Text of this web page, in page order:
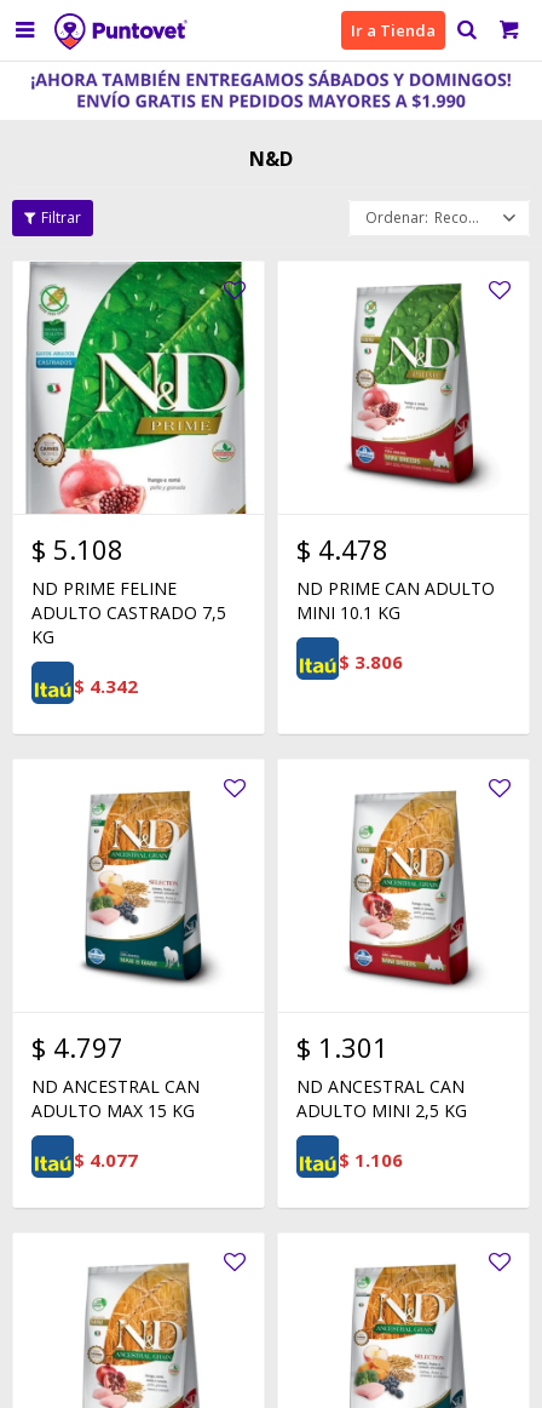
 Ir a Tienda
N&D
Recomendados
$ 5.108
ND PRIME FELINE
ADULTO CASTRADO 7,5
KG
$ 4.342
$ 4.478
ND PRIME CAN ADULTO
MINI 10.1 KG
$ 3.806
$ 4.797
ND ANCESTRAL CAN
ADULTO MAX 15 KG
$ 4.077
$ 1.301
ND ANCESTRAL CAN
ADULTO MINI 2,5 KG
$ 1.106